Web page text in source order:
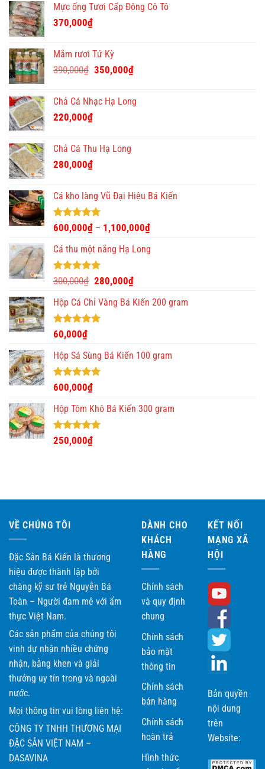
Mực ống Tươi Cấp Đông Cô Tô
370,000₫
Mắm rươi Tứ Kỳ
390,000₫ Giá
390,000₫.
350,000₫Giá
là:
Chả Cá Nhạc Hạ Long
220,000₫
Chả Cá Thu Hạ Long
280,000₫
Cá kho làng Vũ Đại Hiệu Bá Kiến
Được xếp
hạng
4.93
5 sao
600,000₫ – 1,100,000₫
Cá thu một nắng Hạ Long
Được xếp
hạng
5.00
5 sao
300,000₫ Giá
là:
300,000₫.
280,000₫Giá
tại
Hộp Cá Chỉ Vàng Bá Kiến 200 gram
Được xếp
hạng
5.00
5 sao
60,000₫
Hộp Sá Sùng Bá Kiến 100 gram
Được xếp
hạng
5.00
5 sao
600,000₫
Hộp Tôm Khô Bá Kiến 300 gram
Được xếp
hạng
5.00
250,000₫
VỀ CHÚNG TÔI
Đặc Sản Bá Kiến là thương
hiệu được thành lập bởi
chàng kỹ sư trẻ Nguyễn Bá
Toàn – Người đam mê với ẩm
thực Việt Nam.
Các sản phẩm của chúng tôi
vinh dự nhận nhiều chứng
nhận, bằng khen và giải
thưởng uy tín trong và ngoài
nước.
Mọi thông tin vui lòng liên hệ:
CÔNG TY TNHH THƯƠNG MẠI
ĐẶC SẢN VIỆT NAM –
DASAVINA
DÀNH CHO
KHÁCH
HÀNG
Chính sách
và quy định
chung
Chính sách
bảo mật
thông tin
Chính sách
bán hàng
Chính sách
hoàn trả
Hình thức
KẾT NỐI
MẠNG XÃ
HỘI
Bản quyền
nội dung
trên
Website: